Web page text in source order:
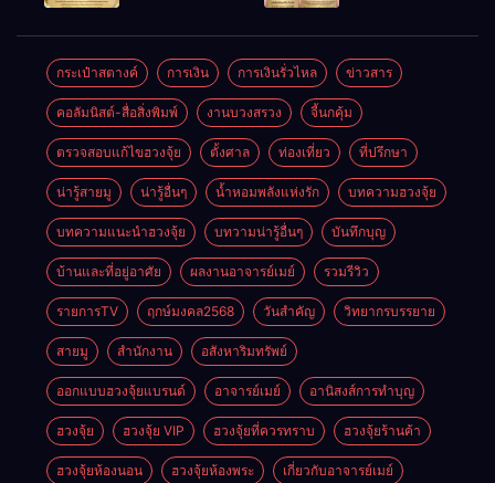
กระเป๋าสตางค์ การเงิน การเงินรั่วไหล ข่าวสาร
คอลัมนิสต์-สื่อสิ่งพิมพ์ งานบวงสรวง จี้นกคุ้ม
ตรวจสอบแก้ไขฮวงจุ้ย ตั้งศาล ท่องเที่ยว ที่ปรึกษา
น่ารู้สายมู น่ารู้อื่นๆ น้ำหอมพลังแห่งรัก บทความฮวงจุ้ย
บทความแนะนำฮวงจุ้ย บทวามน่ารู้อื่นๆ บันทึกบุญ
บ้านและที่อยู่อาศัย ผลงานอาจารย์เมย์ รวมรีวิว
รายการTV ฤกษ์มงคล2568 วันสำคัญ วิทยากรบรรยาย
สายมู สำนักงาน อสังหาริมทรัพย์
ออกแบบฮวงจุ้ยแบรนด์ อาจารย์เมย์ อานิสงส์การทำบุญ
ฮวงจุ้ย ฮวงจุ้ย VIP ฮวงจุ้ยที่ควรทราบ ฮวงจุ้ยร้านค้า
ฮวงจุ้ยห้องนอน ฮวงจุ้ยห้องพระ เกี่ยวกับอาจารย์เมย์